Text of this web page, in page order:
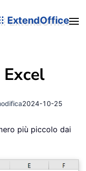
ExtendOffice
2024-10-25
più piccolo dai